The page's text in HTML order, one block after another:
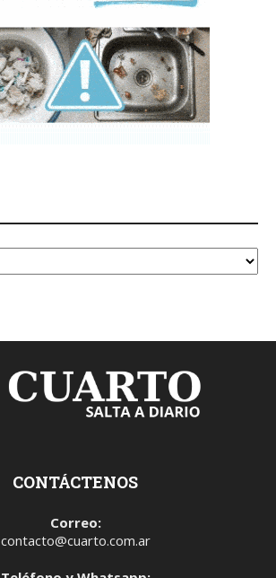
CONTÁCTENOS
Correo:
contacto@cuarto.com.ar